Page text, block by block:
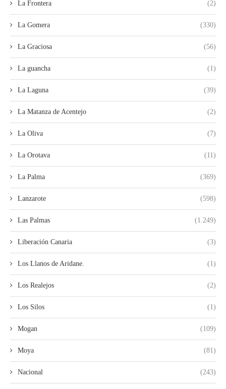
La Frontera (2)
La Gomera (330)
La Graciosa (56)
La guancha (1)
La Laguna (39)
La Matanza de Acentejo (2)
La Oliva (7)
La Orotava (11)
La Palma (369)
Lanzarote (598)
Las Palmas (1.249)
Liberación Canaria (3)
Los Llanos de Aridane. (1)
Los Realejos (2)
Los Silos (1)
Mogan (109)
Moya (81)
Nacional (243)